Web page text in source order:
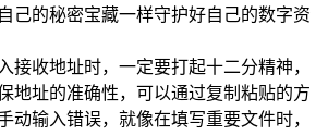
己的秘密宝藏一样守护好自己的数字资
接收地址时，一定要打起十二分精神，
地址的准确性，可以通过复制粘贴的方
动输入错误，就像在填写重要文件时，